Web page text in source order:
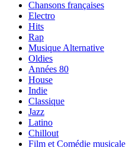
Chansons françaises
Electro
Hits
Rap
Musique Alternative
Oldies
Années 80
House
Indie
Classique
Jazz
Latino
Chillout
Film et Comédie musicale